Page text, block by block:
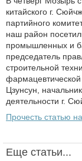
китайского г.
партийного
наш район
промышленных и
председатель
строительной
Цзунсун,
деятельности г.
Прочесть статью
Еще статьи...